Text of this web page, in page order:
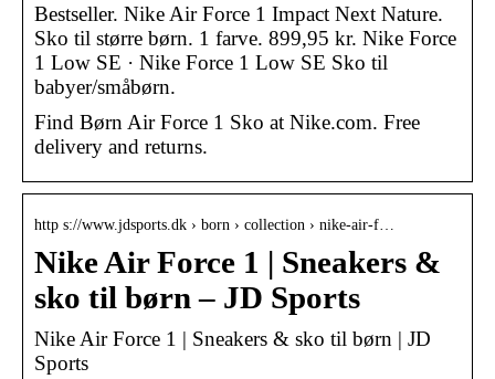
Bestseller. Nike Air Force 1 Impact Next Nature.
Sko til større børn. 1 farve. 899,95 kr. Nike Force
1 Low SE · Nike Force 1 Low SE Sko til
babyer/småbørn.
Find Børn Air Force 1 Sko at Nike.com. Free
delivery and returns.
http s://www.jdsports.dk › born › collection › nike-air-f…
Nike Air Force 1 | Sneakers &
sko til børn – JD Sports
Nike Air Force 1 | Sneakers & sko til børn | JD
Sports